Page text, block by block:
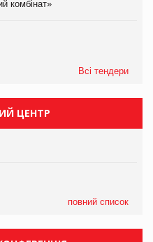
комбінат»
Всі тендери
ЦЕНТР
повний список